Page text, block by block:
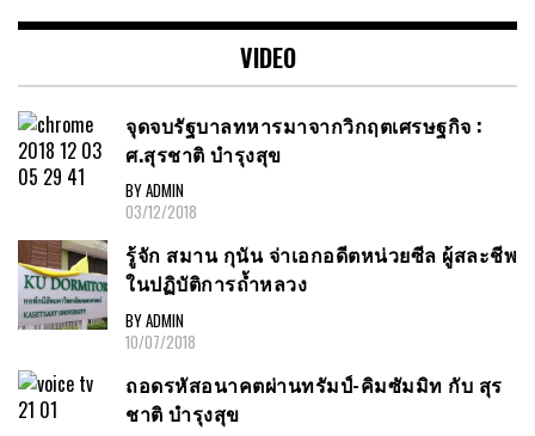
VIDEO
จุดจบรัฐบาลทหารมาจากวิกฤตเศรษฐกิจ :
ศ.สุรชาติ บำรุงสุข
BY ADMIN
03/12/2018
รู้จัก สมาน กุนัน จ่าเอกอดีตหน่วยซีล ผู้สละชีพ
ในปฏิบัติการถ้ำหลวง
BY ADMIN
10/07/2018
ถอดรหัสอนาคตผ่านทรัมป์-คิมซัมมิท กับ สุร
ชาติ บำรุงสุข